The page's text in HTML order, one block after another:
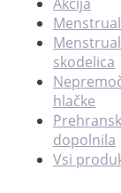
skodelica
hlačke
dopolnila
Vsi